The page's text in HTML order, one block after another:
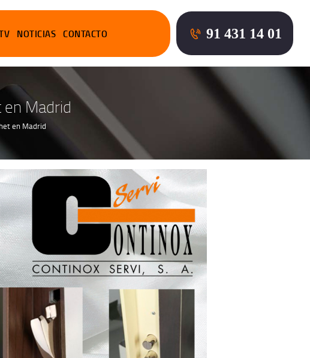
NOTICIAS CONTACTO 91 431 14 01
Madrid
en Madrid